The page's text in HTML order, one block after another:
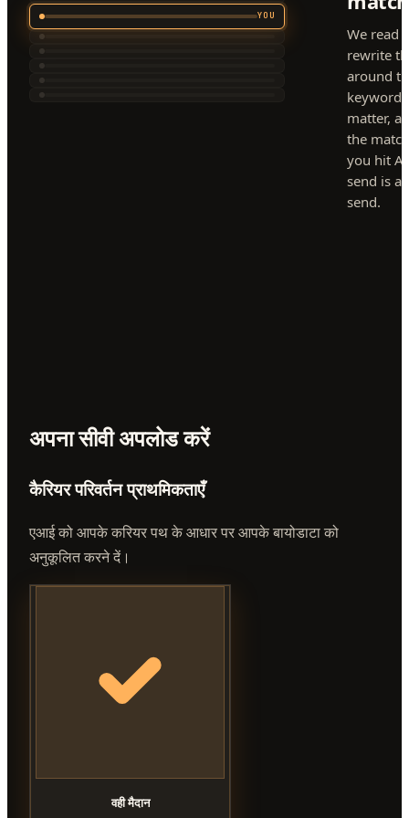
YOU
We read
rewrite
around
matter,
the
you hit
send is a
send.
अपना सीवी अपलोड करें
कैरियर परिवर्तन प्राथमिकताएँ
एआई को आपके करियर पथ के आधार पर आपके बायोडाटा को
अनुकूलित करने दें।
वही मैदान